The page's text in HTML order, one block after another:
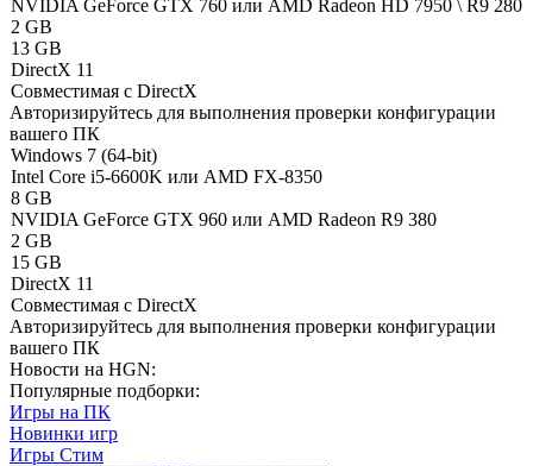
NVIDIA GeForce GTX 760 или AMD Radeon HD 7950 \ R9 280
2 GB
13 GB
DirectX 11
Совместимая с DirectX
Авторизируйтесь для выполнения проверки конфигурации
вашего ПК
Windows 7 (64-bit)
Intel Core i5-6600K или AMD FX-8350
8 GB
NVIDIA GeForce GTX 960 или AMD Radeon R9 380
2 GB
15 GB
DirectX 11
Совместимая с DirectX
Авторизируйтесь для выполнения проверки конфигурации
вашего ПК
Новости на HGN:
Популярные подборки:
Игры на ПК
Новинки игр
Игры Стим